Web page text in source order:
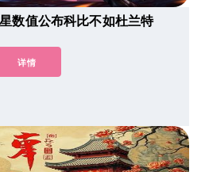
数值公布科比不如杜兰特
详情